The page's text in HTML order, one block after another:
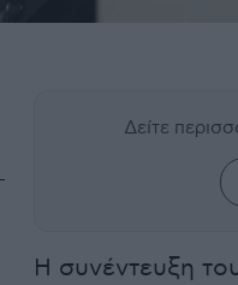
Δείτε
Η συνέντευξη